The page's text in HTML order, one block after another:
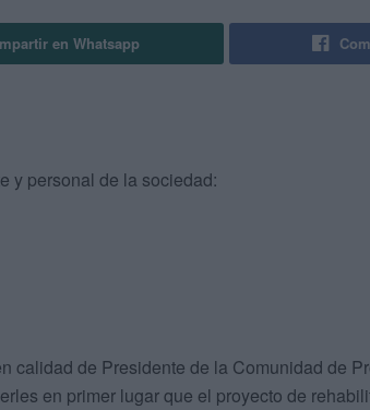
en Whatsapp
y personal de la sociedad:
calidad de Presidente de la Comunidad de
en primer lugar que el proyecto de